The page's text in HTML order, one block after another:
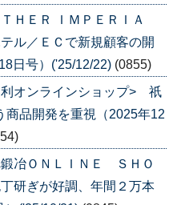
ＨＥＲ ＩＭＰＥＲＩＡ
／ＥＣで新規顧客の開
日号）('25/12/22) (0855)
オンラインショップ> 祇
商品開発を重視（2025年12
冶ＯＮＬＩＮＥ ＳＨＯ
研ぎが好調、年間２万本